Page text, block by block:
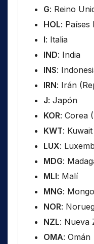
G: Reino
HOL: Países
I: Italia
IND: India
INS:
IRN: Irán
J: Japón
KOR: Corea
KWT: Kuwait
LUX:
MDG:
MLI: Malí
MNG:
NOR:
NZL: Nueva
OMA: Omán